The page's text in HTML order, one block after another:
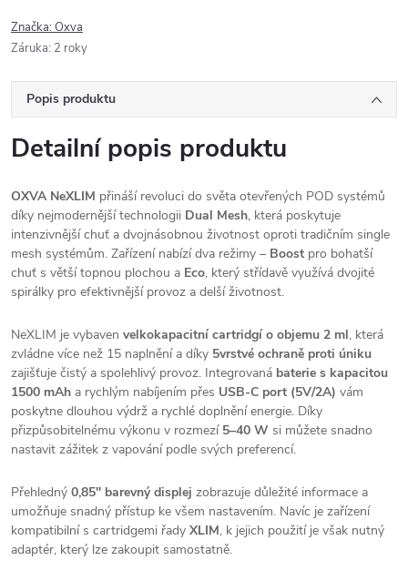
Značka:Oxva
Záruka: 2 roky
Popis produktu
Detailní popis produktu
OXVA NeXLIM přináší revoluci do světa otevřených POD systémů
díky nejmodernější technologii Dual Mesh, která poskytuje
intenzivnější chuť a dvojnásobnou životnost oproti tradičním single
mesh systémům. Zařízení nabízí dva režimy – Boost pro bohatší
chuť s větší topnou plochou a Eco, který střídavě využívá dvojité
spirálky pro efektivnější provoz a delší životnost.
NeXLIM je vybaven velkokapacitní cartridgí o objemu 2 ml, která
zvládne více než 15 naplnění a díky 5vrstvé ochraně proti úniku
zajišťuje čistý a spolehlivý provoz. Integrovaná baterie s kapacitou
1500 mAh a rychlým nabíjením přes USB-C port (5V/2A) vám
poskytne dlouhou výdrž a rychlé doplnění energie. Díky
přizpůsobitelnému výkonu v rozmezí 5–40 W si můžete snadno
nastavit zážitek z vapování podle svých preferencí.
Přehledný 0,85" barevný displej zobrazuje důležité informace a
umožňuje snadný přístup ke všem nastavením. Navíc je zařízení
kompatibilní s cartridgemi řady XLIM, k jejich použití je však nutný
adaptér, který lze zakoupit samostatně.